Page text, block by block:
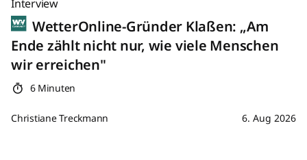
Interview
WetterOnline-Gründer Klaßen: „Am
Ende zählt nicht nur, wie viele Menschen
wir erreichen"
6 Minuten
Christiane Treckmann 6. Aug 2026